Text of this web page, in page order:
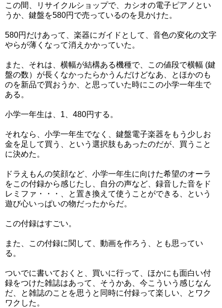
この間、リサイクルショップで、カシオの電子ピアノとい
うか、鍵盤を580円で売っているのを見かけた。
580円だけあって、楽器にガイドとして、音色の変化の文字
やらが薄くなって消えかかっていた。
また、それは、横幅が結構ある機種で、この値段で横幅 (鍵
盤の数）が長くなかったらかうんだけどなあ、とほかのも
のを新品で買おうか、と思っていた時にこの小学一年生で
ある。
小学一年生は、1、480円する。
それなら、小学一年生でなく、鍵盤電子楽器をもう少しお
金を足して買う、という選択肢もあったのだが、買うこと
に決めた。
ドラえもんの笑顔など、小学一年生に向けた希望のオーラ
をこの付録から感じたし、自分の声など、録音した音をド
レミファ・・・、と置き換えて使うことができる、という
遊び心いっぱいの物だったからだ。
この付録はすごい。
また、この付録に関して、動画を作ろう、とも思ってい
る。
ついでに書いておくと、買いに行って、ほかにも面白い付
録をつけた雑誌はあって、そうかあ、今こういう感じなん
だ、と雑誌のことを思うと同時に付録って楽しい、とワク
ワクした。